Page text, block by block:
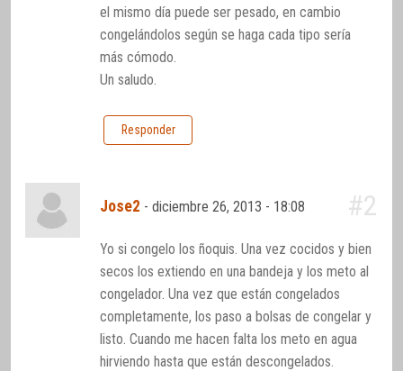
el mismo día puede ser pesado, en cambio
congelándolos según se haga cada tipo sería
más cómodo.
Un saludo.
Responder
Jose2 -diciembre 26, 2013 - 18:08 #2
Yo si congelo los ñoquis. Una vez cocidos y bien
secos los extiendo en una bandeja y los meto al
congelador. Una vez que están congelados
completamente, los paso a bolsas de congelar y
listo. Cuando me hacen falta los meto en agua
hirviendo hasta que están descongelados.